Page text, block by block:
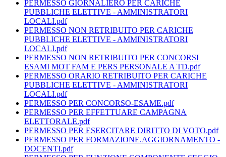
PERMESSO GIORNALIERO PER CARICHE
PUBBLICHE ELETTIVE - AMMINISTRATORI
LOCALI.pdf
PERMESSO NON RETRIBUITO PER CARICHE
PUBBLICHE ELETTIVE - AMMINISTRATORI
LOCALI.pdf
PERMESSO NON RETRIBUITO PER CONCORSI
ESAMI MOT FAM E PERS PERSONALE A TD.pdf
PERMESSO ORARIO RETRIBUITO PER CARICHE
PUBBLICHE ELETTIVE - AMMINISTRATORI
LOCALI.pdf
PERMESSO PER CONCORSO-ESAME.pdf
PERMESSO PER EFFETTUARE CAMPAGNA
ELETTORALE.pdf
PERMESSO PER ESERCITARE DIRITTO DI VOTO.pdf
PERMESSO PER FORMAZIONE.AGGIORNAMENTO -
DOCENTI.pdf